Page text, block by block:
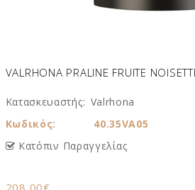
VALRHONA PRALINE FRUITE
Κατασκευαστής: Valrhona
Κωδικός:
40.35VA05
Κατόπιν Παραγγελίας
208,00€